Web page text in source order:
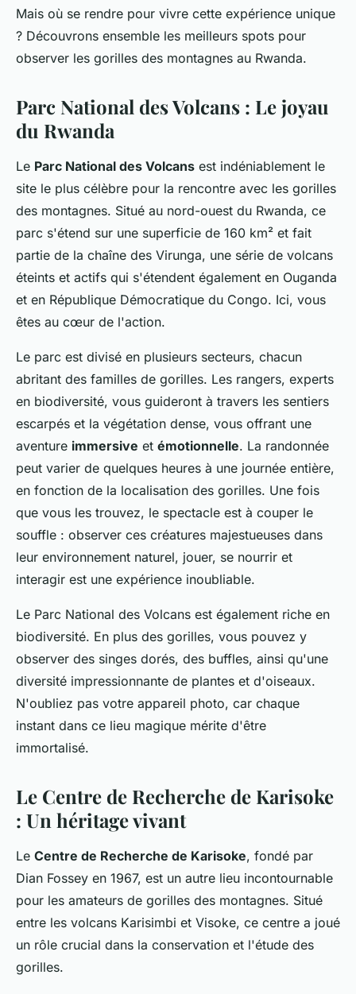
Mais où se rendre pour vivre cette expérience unique
? Découvrons ensemble les meilleurs spots pour
observer les gorilles des montagnes au Rwanda.
Parc National des Volcans : Le joyau
du Rwanda
Le Parc National des Volcans est indéniablement le
site le plus célèbre pour la rencontre avec les gorilles
des montagnes. Situé au nord-ouest du Rwanda, ce
parc s'étend sur une superficie de 160 km² et fait
partie de la chaîne des Virunga, une série de volcans
éteints et actifs qui s'étendent également en Ouganda
et en République Démocratique du Congo. Ici, vous
êtes au cœur de l'action.
Le parc est divisé en plusieurs secteurs, chacun
abritant des familles de gorilles. Les rangers, experts
en biodiversité, vous guideront à travers les sentiers
escarpés et la végétation dense, vous offrant une
aventure immersive et émotionnelle. La randonnée
peut varier de quelques heures à une journée entière,
en fonction de la localisation des gorilles. Une fois
que vous les trouvez, le spectacle est à couper le
souffle : observer ces créatures majestueuses dans
leur environnement naturel, jouer, se nourrir et
interagir est une expérience inoubliable.
Le Parc National des Volcans est également riche en
biodiversité. En plus des gorilles, vous pouvez y
observer des singes dorés, des buffles, ainsi qu'une
diversité impressionnante de plantes et d'oiseaux.
N'oubliez pas votre appareil photo, car chaque
instant dans ce lieu magique mérite d'être
immortalisé.
Le Centre de Recherche de Karisoke
: Un héritage vivant
Le Centre de Recherche de Karisoke, fondé par
Dian Fossey en 1967, est un autre lieu incontournable
pour les amateurs de gorilles des montagnes. Situé
entre les volcans Karisimbi et Visoke, ce centre a joué
un rôle crucial dans la conservation et l'étude des
gorilles.